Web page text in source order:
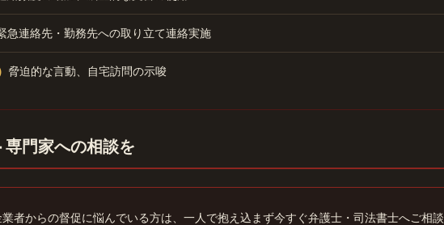
急連絡先・勤務先への取り立て連絡実施
脅迫的な言動、自宅訪問の示唆
門家への相談を
者からの督促に悩んでいる方は、一人で抱え込まず今すぐ弁護士・司法書士へご相談